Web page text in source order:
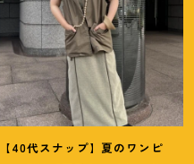
【40代スナップ】夏のワンピ